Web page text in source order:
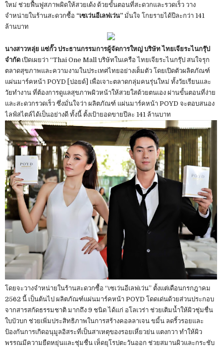
ใหม่ ช่วยฟื้นฟูสภาพผิดให้สวยเด้ง ด้วยขั้นตอนที่สะดวกและรวดเร็ว วาง
จำหน่ายในร้านสะดวกซื้อ “เซเว่นอีเลฟเว่น” มั่นใจ โกยรายได้ปีละกว่า 141
ล้านบาท
นางสาวหลุ่ย แซ่กั๊ว ประธานกรรมการผู้จัดการใหญ่ บริษัท ไทยเจียระไนกรุ๊ป
จำกัด เปิดเผยว่า “Thai One Mall บริษัทในเครือ ไทยเจียระไนกรุ๊ป สนใจรุก
ตลาดสุขภาพและความงามในประเทศไทยอย่างเต็มตัว โดยเปิดตัวผลิตภัณฑ์
แผ่นมาร์คหน้า POYD [ปอยด์] เพื่อเจาะตลาดกลุ่มคนรุ่นใหม่ ทั้งวัยเรียนและ
วัยทำงาน ที่ต้องการดูแลสุขภาพผิวหน้าให้สวยใสด้วยตนเอง ผ่านขั้นตอนที่ง่าย
และสะดวกรวดเร็ว ซึ่งมั่นใจว่า ผลิตภัณฑ์ แผ่นมาร์คหน้า POYD จะตอบสนอง
ไลฟ์สไตล์ได้เป็นอย่างดี ทั้งนี้ ตั้งเป้ายอดขายปีละ 141 ล้านบาท
โดยจะวางจำหน่ายในร้านสะดวกซื้อ “เซเว่นอีเลฟเว่น” ตั้งแต่เดือนกรกฎาคม
2562 นี้ เป็นต้นไป ผลิตภัณฑ์แผ่นมาร์คหน้า POYD โดดเด่นด้วยส่วนประกอบ
จากสารสกัดธรรมชาติ มากถึง 9 ชนิด ได้แก่ อโลเวร่า ช่วยเติมน้ำให้ผิวชุ่มชื่น
ใบบัวบก ช่วยเพิ่มประสิทธิภาพในการสร้างคอลลาเจน ขมิ้น ลดริ้วรอยและ
ป้องกันการเกิดอนุมูลอิสระที่เป็นสาเหตุของรอยเหี่ยวย่น แตงกวา ทำให้ผิว
พรรณมีความยืดหยุ่นและชุ่มชื่น เห็ดยุโรปตะวันออก ช่วยสมานผิวและกระชับ